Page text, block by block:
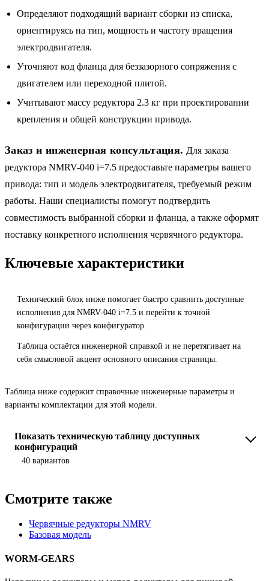
Определяют подходящий вариант сборки из списка,
ориентируясь на тип, мощность и частоту вращения
электродвигателя.
Уточняют код фланца для беззазорного сопряжения с
двигателем или переходной плитой.
Учитывают массу редуктора 2.3 кг при проектировании
крепления и общей конструкции привода.
Заказ и инженерная консультация. Для заказа
редуктора NMRV-040 i=7.5 предоставьте параметры вашего
привода: тип и модель электродвигателя, требуемый режим
работы. Наши специалисты помогут подтвердить
совместимость выбранной сборки и фланца, а также оформят
поставку конкретного исполнения червячного редуктора.
Ключевые характеристики
Технический блок ниже помогает быстро сравнить доступные
исполнения для NMRV-040 i=7.5 и перейти к точной
конфигурации через конфигуратор.
Таблица остаётся инженерной справкой и не перетягивает на
себя смысловой акцент основного описания страницы.
Таблица ниже содержит справочные инженерные параметры и
варианты комплектации для этой модели.
Показать техническую таблицу доступных
конфигураций
40 вариантов
Смотрите также
Червячные редукторы NMRV
Базовая модель
WORM-GEARS